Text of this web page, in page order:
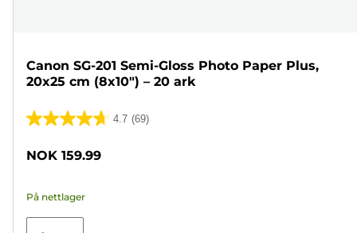
Canon SG-201 Semi-Gloss Photo Paper Plus,
20x25 cm (8x10") – 20 ark
4.7 (69)
4.7
5
69
omtaler
NOK 159.99
På nettlager